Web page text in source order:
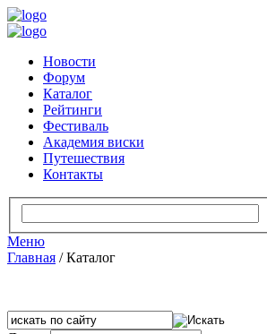
Новости
Форум
Каталог
Рейтинги
Фестиваль
Академия виски
Путешествия
Контакты
Меню
Главная /Каталог